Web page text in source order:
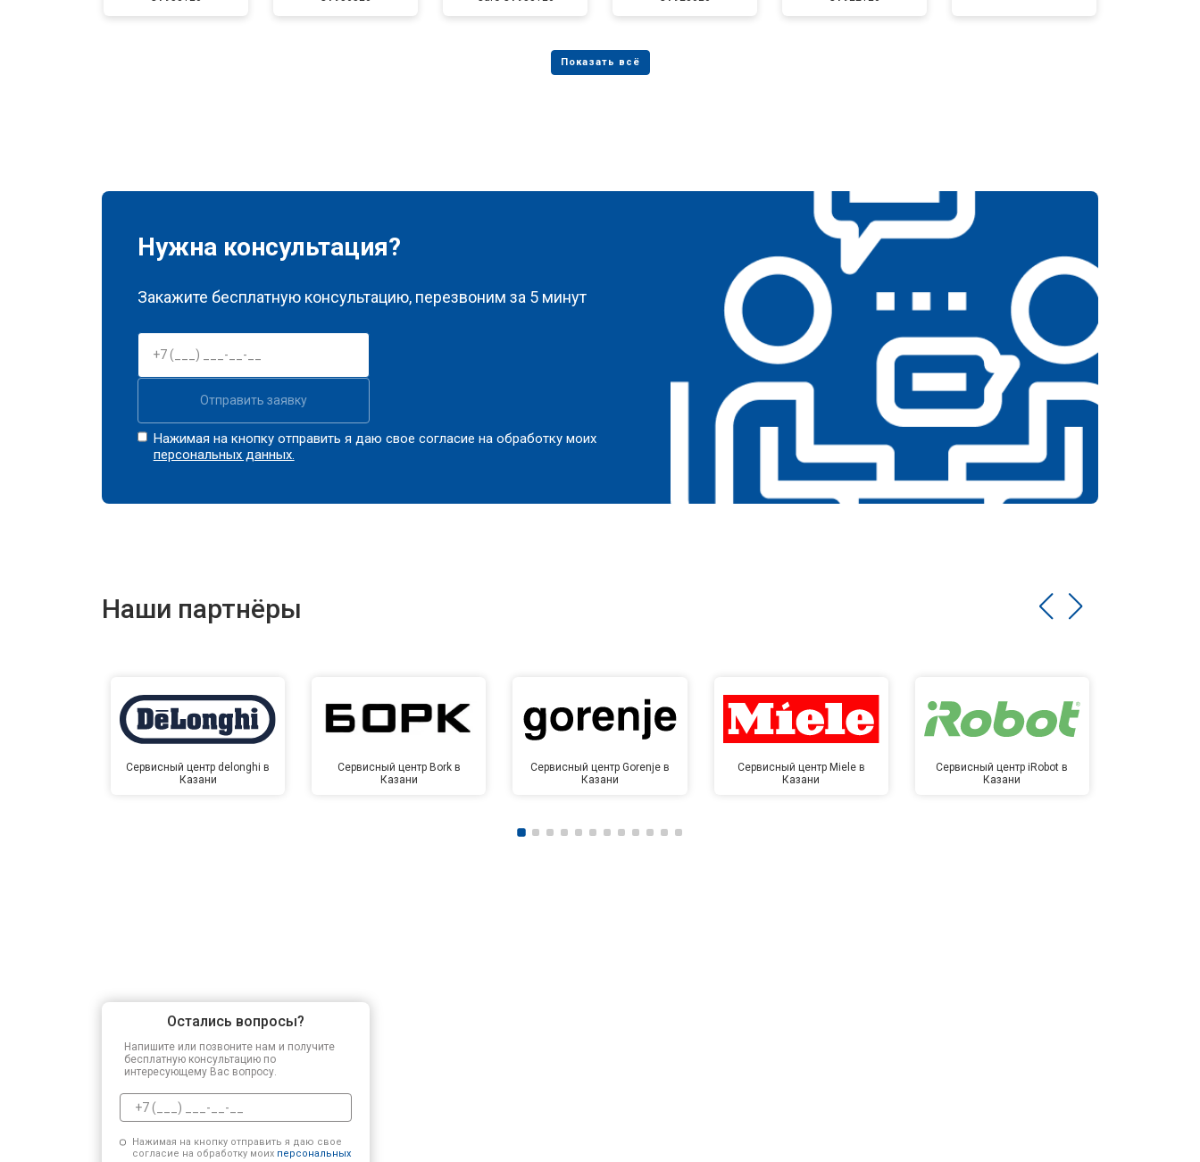
Нужна консультация?
Закажите бесплатную консультацию, перезвоним за 5 минут
Отправить заявку
Нажимая на кнопку отправить я даю свое согласие на обработку моих
персональных данных.
Наши партнёры
Сервисный центр delonghi в
Казани
Сервисный центр Bork в
Казани
Сервисный центр Gorenje в
Казани
Сервисный центр Miele в
Казани
Сервисный центр iRobot в
Казани
Остались вопросы?
Напишите или позвоните нам и получите
бесплатную консультацию по
интересующему Вас вопросу.
Нажимая на кнопку отправить я даю свое
согласие на обработку моих персональных